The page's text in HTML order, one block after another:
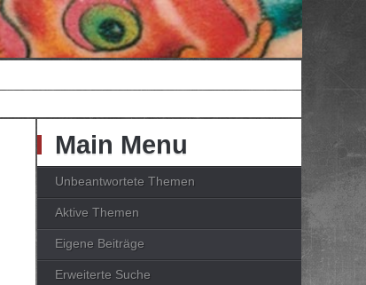
Main Menu
Unbeantwortete Themen
Aktive Themen
Eigene Beiträge
Erweiterte Suche